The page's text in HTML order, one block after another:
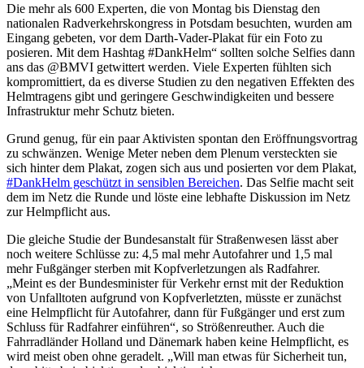
Die mehr als 600 Experten, die von Montag bis Dienstag den
nationalen Radverkehrskongress in Potsdam besuchten, wurden am
Eingang gebeten, vor dem Darth-Vader-Plakat für ein Foto zu
posieren. Mit dem Hashtag #DankHelm“ sollten solche Selfies dann
ans das @BMVI getwittert werden. Viele Experten fühlten sich
kompromittiert, da es diverse Studien zu den negativen Effekten des
Helmtragens gibt und geringere Geschwindigkeiten und bessere
Infrastruktur mehr Schutz bieten.
Grund genug, für ein paar Aktivisten spontan den Eröffnungsvortrag
zu schwänzen. Wenige Meter neben dem Plenum versteckten sie
sich hinter dem Plakat, zogen sich aus und posierten vor dem Plakat,
#DankHelm geschützt in sensiblen Bereichen. Das Selfie macht seit
dem im Netz die Runde und löste eine lebhafte Diskussion im Netz
zur Helmpflicht aus.
Die gleiche Studie der Bundesanstalt für Straßenwesen lässt aber
noch weitere Schlüsse zu: 4,5 mal mehr Autofahrer und 1,5 mal
mehr Fußgänger sterben mit Kopfverletzungen als Radfahrer.
„Meint es der Bundesminister für Verkehr ernst mit der Reduktion
von Unfalltoten aufgrund von Kopfverletzten, müsste er zunächst
eine Helmpflicht für Autofahrer, dann für Fußgänger und erst zum
Schluss für Radfahrer einführen“, so Strößenreuther. Auch die
Fahrradländer Holland und Dänemark haben keine Helmpflicht, es
wird meist oben ohne geradelt. „Will man etwas für Sicherheit tun,